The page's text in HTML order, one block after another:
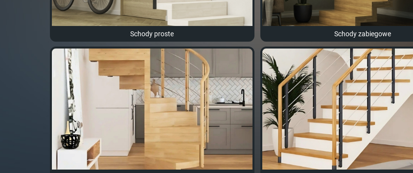
Schody proste Schody zabiegowe